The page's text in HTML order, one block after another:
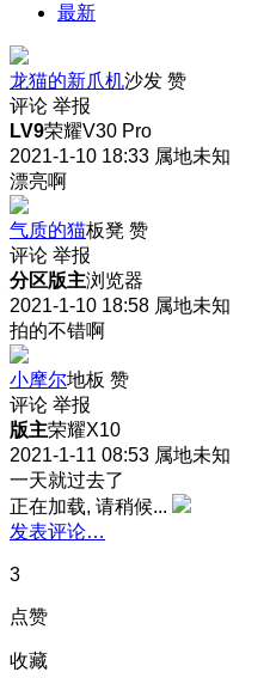
最新
龙猫的新爪机沙发 赞
评论 举报
LV9荣耀V30 Pro
2021-1-10 18:33 属地未知
漂亮啊
气质的猫板凳 赞
评论 举报
分区版主浏览器
2021-1-10 18:58 属地未知
拍的不错啊
小摩尔地板 赞
评论 举报
版主荣耀X10
2021-1-11 08:53 属地未知
一天就过去了
正在加载, 请稍候...
发表评论…
3
点赞
收藏